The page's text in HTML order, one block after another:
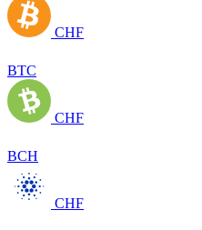
CHF
BTC
CHF
BCH
CHF